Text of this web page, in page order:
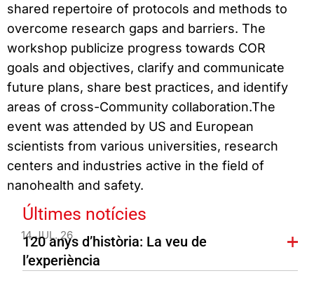
shared repertoire of protocols and methods to
overcome research gaps and barriers. The
workshop publicize progress towards COR
goals and objectives, clarify and communicate
future plans, share best practices, and identify
areas of cross-Community collaboration.The
event was attended by US and European
scientists from various universities, research
centers and industries active in the field of
nanohealth and safety.
Últimes notícies
14 JUL. 26
120 anys d’història: La veu de
l’experiència